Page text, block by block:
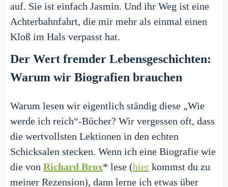
auf. Sie ist einfach Jasmin. Und ihr Weg ist eine
Achterbahnfahrt, die mir mehr als einmal einen
Kloß im Hals verpasst hat.
Der Wert fremder Lebensgeschichten:
Warum wir Biografien brauchen
Warum lesen wir eigentlich ständig diese „Wie
werde ich reich“-Bücher? Wir vergessen oft, dass
die wertvollsten Lektionen in den echten
Schicksalen stecken. Wenn ich eine Biografie wie
die vonRichard Brox* lese (hier kommst du zu
meiner Rezension), dann lerne ich etwas über